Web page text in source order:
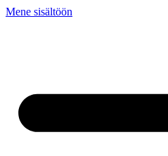
Mene sisältöön